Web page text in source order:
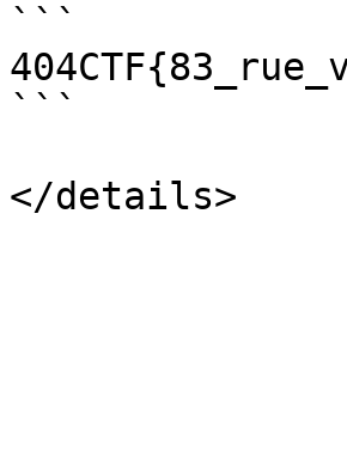
```
```